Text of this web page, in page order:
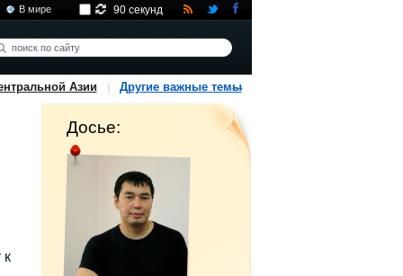
В мире 90 секунд
Азии Другие важные темы
к
Досье: